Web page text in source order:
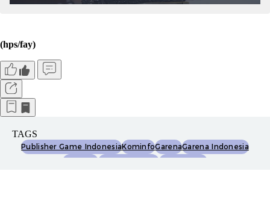
(hps/fay)
TAGS
Publisher Game IndonesiaKominfoGarenaGarena Indonesia